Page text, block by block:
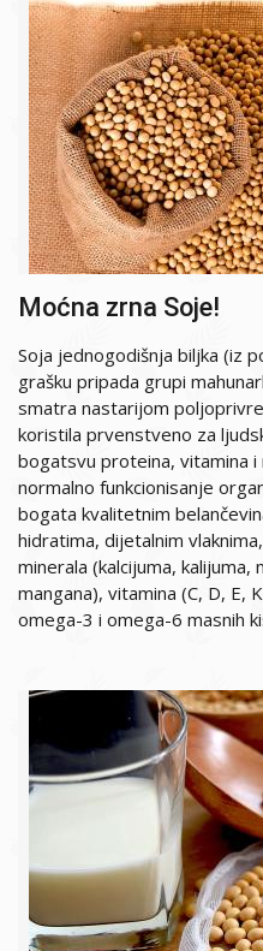
Moćna zrna Soje!
Soja jednogodišnja biljka (iz
grašku pripada grupi
smatra nastarijom
koristila prvenstveno za
bogatsvu proteina, vitamina i
normalno funkcionisanje
bogata kvalitetnim
hidratima, dijetalnim
minerala (kalcijuma,
mangana), vitamina (C, D, E,
omega-3 i omega-6 masnih